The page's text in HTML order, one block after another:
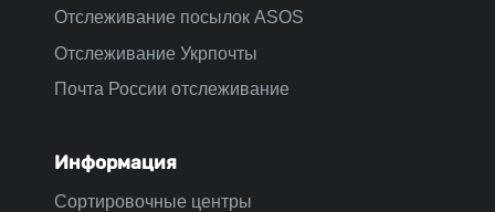
Отслеживание посылок ASOS
Отслеживание Укрпочты
Почта России отслеживание
Информация
Сортировочные центры